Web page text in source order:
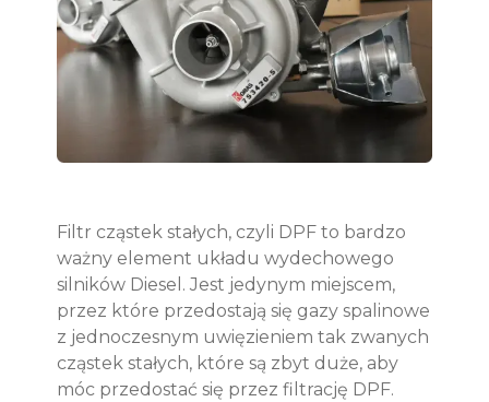
Filtr cząstek stałych, czyli DPF to bardzo
ważny element układu wydechowego
silników Diesel. Jest jedynym miejscem,
przez które przedostają się gazy spalinowe
z jednoczesnym uwięzieniem tak zwanych
cząstek stałych, które są zbyt duże, aby
móc przedostać się przez filtrację DPF.